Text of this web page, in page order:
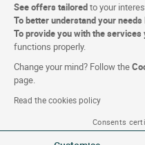
See offers tailoredto your
To better understand your needs
To provide you with the services
functions properly.
Change your mind? Follow the
page.
Read the cookies policy
Consents
Facebook
Linkedin
Logis Hotels copyright © 2026